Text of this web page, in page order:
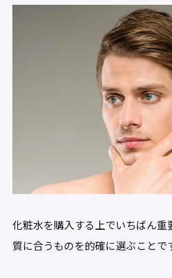
化粧水を購入する上でいちばん
質に合うものを的確に選ぶことで